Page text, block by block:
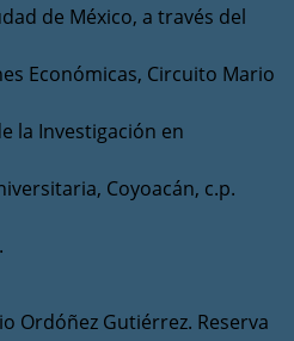
de México, a través del
Económicas, Circuito Mario
la Investigación en
Coyoacán, c.p.
Ordóñez Gutiérrez. Reserva